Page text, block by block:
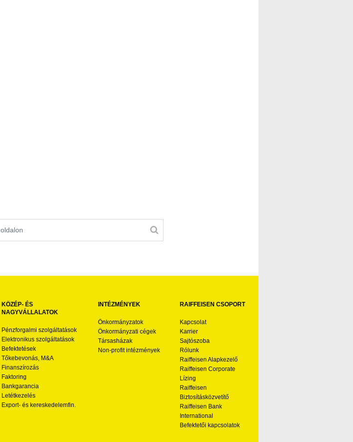
KÖZÉP- ÉS
NAGYVÁLLALATOK
Pénzforgalmi szolgáltatások
Elektronikus szolgáltatások
Befektetések
Tőkebevonás, M&A
Finanszírozás
Faktoring
Bankgarancia
Letétkezelés
Export- és kereskedelemfin.
INTÉZMÉNYEK
Önkormányzatok
Önkormányzati cégek
Társasházak
Non-profit intézmények
RAIFFEISEN CSOPORT
Kapcsolat
Karrier
Sajtószoba
Rólunk
Raiffeisen Alapkezelő
Raiffeisen Corporate
Lízing
Raiffeisen
Biztosításközvetítő
Raiffeisen Bank
International
Befektetői kapcsolatok